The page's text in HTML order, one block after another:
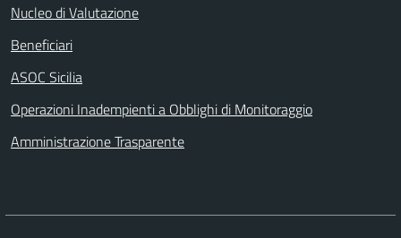
Nucleo di Valutazione
Beneficiari
ASOC Sicilia
Operazioni Inadempienti a Obblighi di Monitoraggio
Amministrazione Trasparente